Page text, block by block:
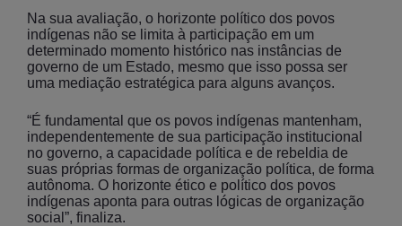
Na sua avaliação, o horizonte político dos povos
indígenas não se limita à participação em um
determinado momento histórico nas instâncias de
governo de um Estado, mesmo que isso possa ser
uma mediação estratégica para alguns avanços.
“É fundamental que os povos indígenas mantenham,
independentemente de sua participação institucional
no governo, a capacidade política e de rebeldia de
suas próprias formas de organização política, de forma
autônoma. O horizonte ético e político dos povos
indígenas aponta para outras lógicas de organização
social”, finaliza.